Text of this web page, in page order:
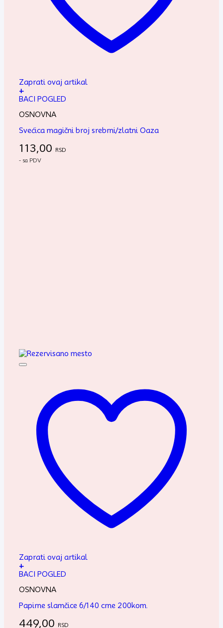
Zaprati ovaj artikal
+
BACI POGLED
OSNOVNA
Svećica magični broj srebrni/zlatni Oaza
113,00 RSD
- sa PDV
Zaprati ovaj artikal
+
BACI POGLED
OSNOVNA
Papirne slamčice 6/140 crne 200kom.
449,00 RSD